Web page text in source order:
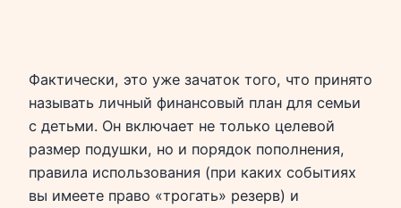
Фактически, это уже зачаток того, что принято
называть личный финансовый план для семьи
с детьми. Он включает не только целевой
размер подушки, но и порядок пополнения,
правила использования (при каких событиях
вы имеете право «трогать» резерв) и